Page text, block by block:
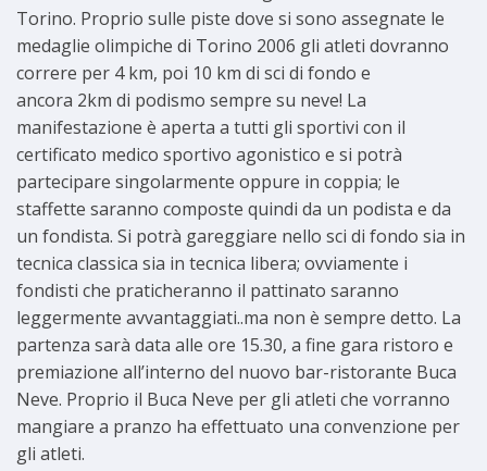
Torino. Proprio sulle piste dove si sono assegnate le
medaglie olimpiche di Torino 2006 gli atleti dovranno
correre per 4 km, poi 10 km di sci di fondo e
ancora 2km di podismo sempre su neve! La
manifestazione è aperta a tutti gli sportivi con il
certificato medico sportivo agonistico e si potrà
partecipare singolarmente oppure in coppia; le
staffette saranno composte quindi da un podista e da
un fondista. Si potrà gareggiare nello sci di fondo sia in
tecnica classica sia in tecnica libera; ovviamente i
fondisti che praticheranno il pattinato saranno
leggermente avvantaggiati..ma non è sempre detto. La
partenza sarà data alle ore 15.30, a fine gara ristoro e
premiazione all’interno del nuovo bar-ristorante Buca
Neve. Proprio il Buca Neve per gli atleti che vorranno
mangiare a pranzo ha effettuato una convenzione per
gli atleti.